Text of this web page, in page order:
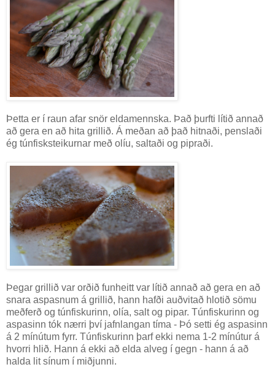
Þetta er í raun afar snör eldamennska. Það þurfti lítið annað
að gera en að hita grillið. Á meðan að það hitnaði, penslaði
ég túnfisksteikurnar með olíu, saltaði og pipraði.
Þegar grillið var orðið funheitt var lítið annað að gera en að
snara aspasnum á grillið, hann hafði auðvitað hlotið sömu
meðferð og túnfiskurinn, olía, salt og pipar. Túnfiskurinn og
aspasinn tók nærri því jafnlangan tíma - Þó setti ég aspasinn
á 2 mínútum fyrr. Túnfiskurinn þarf ekki nema 1-2 mínútur á
hvorri hlið. Hann á ekki að elda alveg í gegn - hann á að
halda lit sínum í miðjunni.